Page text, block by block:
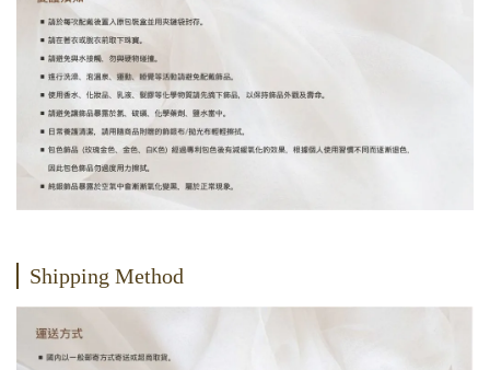
Shipping Method